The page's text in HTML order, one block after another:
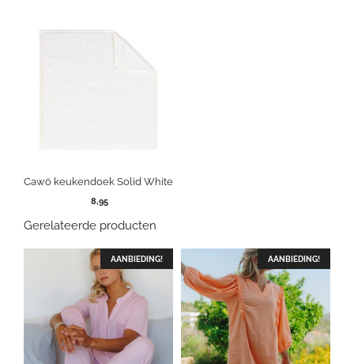
Cawö keukendoek Solid White
8,95
Gerelateerde producten
AANBIEDING! AANBIEDING!